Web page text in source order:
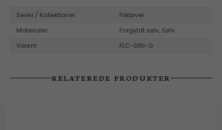
Serier / Kollektioner
Firkløver
Materialer
Forgyldt sølv, Sølv
Varenr.
FLC-StRi-G
RELATEREDE PRODUKTER